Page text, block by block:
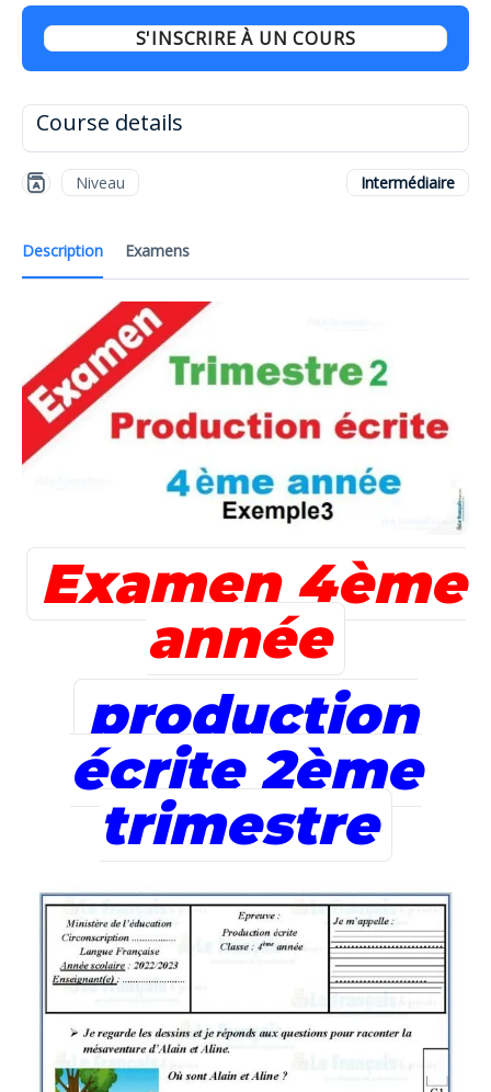
Description Examens
Examen 4ème
année
production
écrite 2ème
trimestre
S'INSCRIRE À UN COURS
Course details
Niveau Intermédiaire